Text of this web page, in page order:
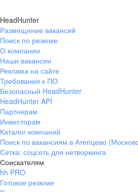
HeadHunter
Размещение вакансий
Поиск по резюме
О компании
Наши вакансии
Реклама на сайте
Требования к ПО
Безопасный HeadHunter
HeadHunter API
Партнерам
Инвесторам
Каталог компаний
Поиск по вакансиям в Атепцево
Сетка: соцсеть для нетворкинга
Соискателям
hh PRO
Готовое резюме